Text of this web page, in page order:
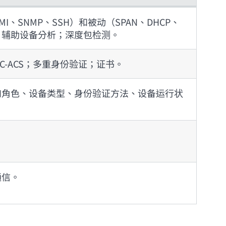
SNMP、SSH）和被动（SPAN、DHCP、
助设备分析；深度包检测。
ACS；多重身份验证；证书。
色、设备类型、身份验证方法、设备运行状
。